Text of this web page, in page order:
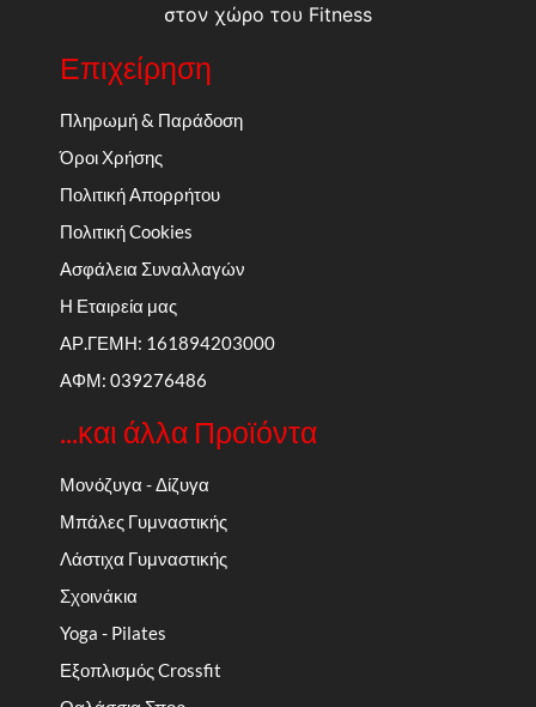
στον χώρο του Fitness
Επιχείρηση
Πληρωμή & Παράδοση
Όροι Χρήσης
Πολιτική Απορρήτου
Πολιτική Cookies
Ασφάλεια Συναλλαγών
Η Εταιρεία μας
ΑΡ.ΓΕΜΗ: 161894203000
ΑΦΜ: 039276486
...και άλλα Προϊόντα
Μονόζυγα - Δίζυγα
Μπάλες Γυμναστικής
Λάστιχα Γυμναστικής
Σχοινάκια
Yoga - Pilates
Εξοπλισμός Crossfit